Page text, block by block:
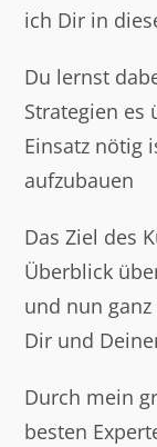
ich Dir in
Du lernst
Strategien es
Einsatz nötig
aufzubauen
Das Ziel des
Überblick
und nun
Dir und
Durch mein
besten